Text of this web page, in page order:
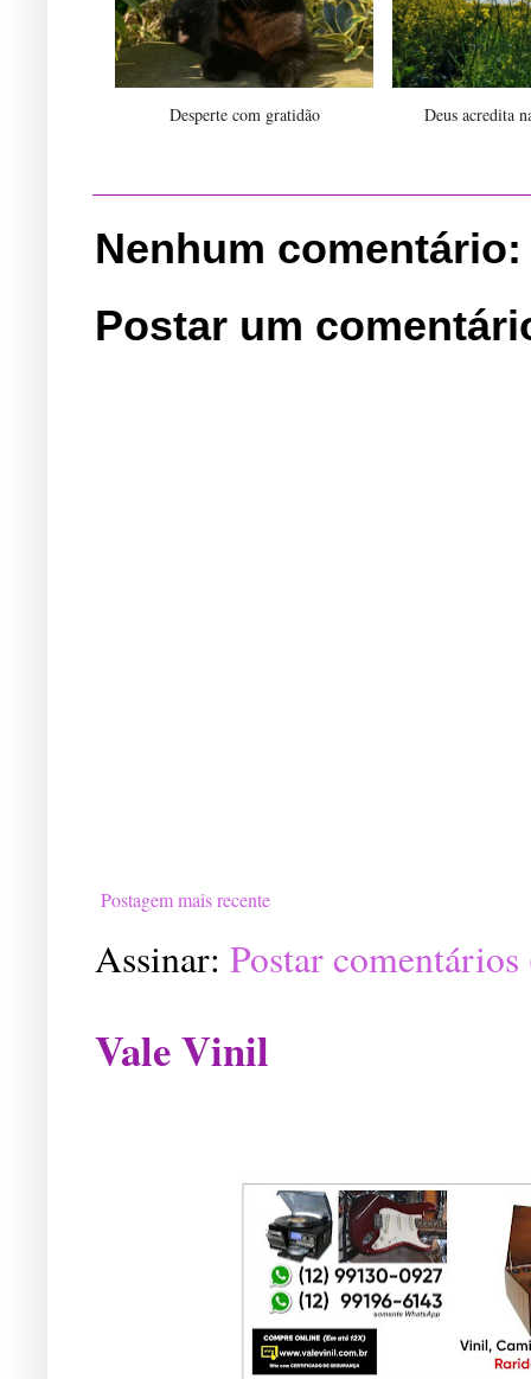
Desperte com gratidão Deus acredita
Nenhum comentário:
Postar um
Postagem mais recente
Assinar: Postar
Vale Vinil